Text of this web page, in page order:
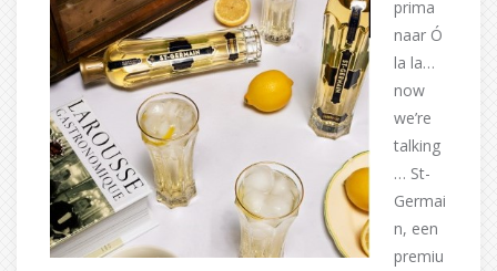
prima
naar Ó
la la…
now
we’re
talking
… St-
Germai
n, een
premiu